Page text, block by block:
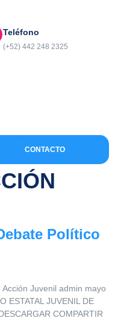
Teléfono
(+52) 442 248 2325
CONTACTO
Político
Juvenil admin mayo
ESTATAL JUVENIL DE
COMPARTIR